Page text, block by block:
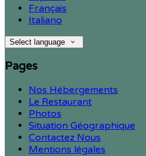
Français
Italiano
Select language
Pages
Nos Hébergements
Le Restaurant
Photos
Situation Géographique
Contactez Nous
Mentions légales